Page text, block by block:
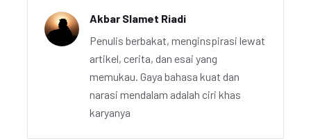
Akbar Slamet Riadi
Penulis berbakat, menginspirasi lewat
artikel, cerita, dan esai yang
memukau. Gaya bahasa kuat dan
narasi mendalam adalah ciri khas
karyanya